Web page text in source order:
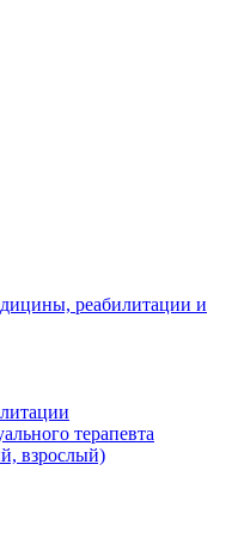
реабилитации и
терапевта
взрослый)